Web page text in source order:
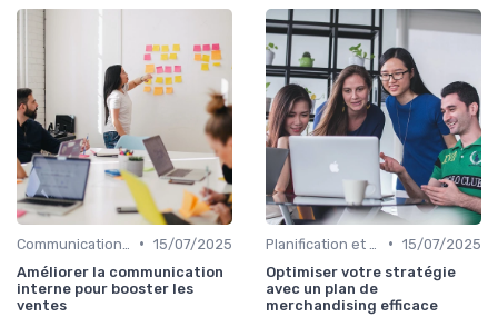
• 15/07/2025
Améliorer la communication
interne pour booster les
ventes
• 15/07/2025
Optimiser votre stratégie
avec un plan de
merchandising efficace